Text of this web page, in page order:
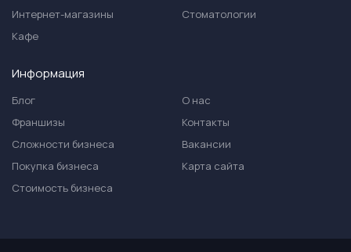
Интернет-магазины
Кафе
Стоматологии
Информация
Блог
Франшизы
Сложности бизнеса
Покупка бизнеса
Стоимость бизнеса
О нас
Контакты
Вакансии
Карта сайта